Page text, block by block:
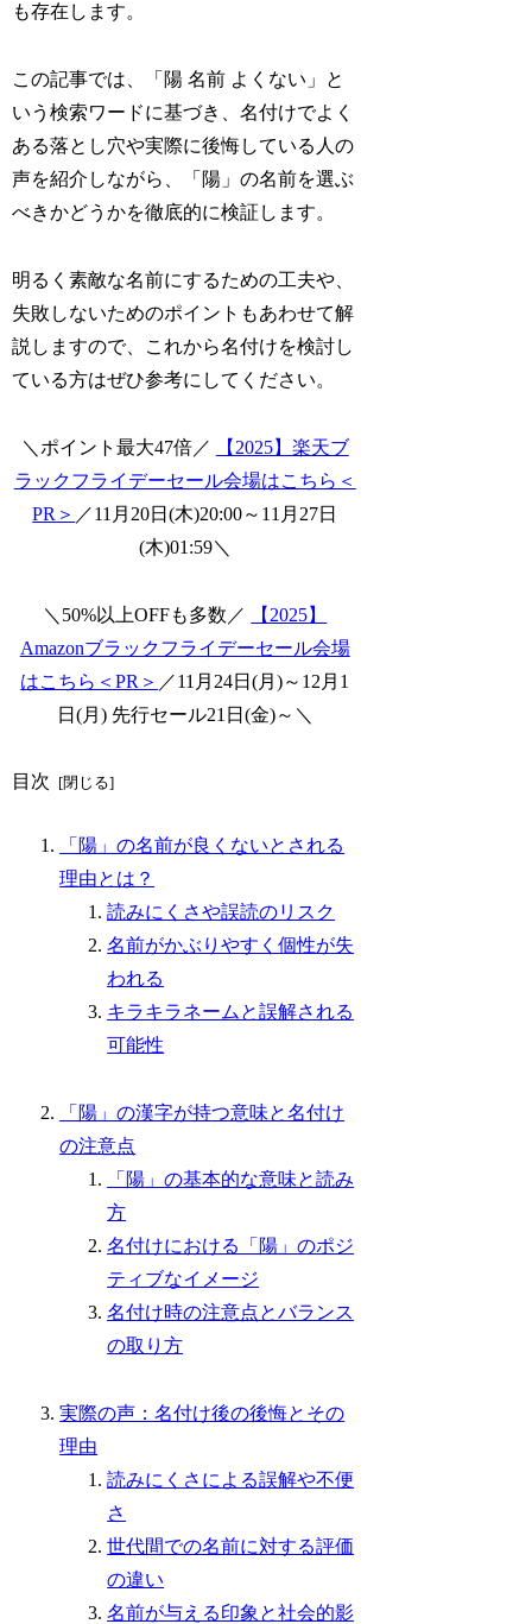
も存在します。
この記事では、「陽 名前 よくない」と
いう検索ワードに基づき、名付けでよく
ある落とし穴や実際に後悔している人の
声を紹介しながら、「陽」の名前を選ぶ
べきかどうかを徹底的に検証します。
明るく素敵な名前にするための工夫や、
失敗しないためのポイントもあわせて解
説しますので、これから名付けを検討し
ている方はぜひ参考にしてください。
＼ポイント最大47倍／
【2025】楽天ブ
ラックフライデーセール会場はこちら＜
PR＞ ／11月20日(木)20:00～11月27日
(木)01:59＼
＼50%以上OFFも多数／
【2025】
Amazonブラックフライデーセール会場
はこちら＜PR＞ ／11月24日(月)～12月1
日(月) 先行セール21日(金)～＼
目次
「陽」の名前が良くないとされる
理由とは？
読みにくさや誤読のリスク
名前がかぶりやすく個性が失
われる
キラキラネームと誤解される
可能性
「陽」の漢字が持つ意味と名付け
の注意点
「陽」の基本的な意味と読み
方
名付けにおける「陽」のポジ
ティブなイメージ
名付け時の注意点とバランス
の取り方
実際の声：名付け後の後悔とその
理由
読みにくさによる誤解や不便
さ
世代間での名前に対する評価
の違い
名前が与える印象と社会的影